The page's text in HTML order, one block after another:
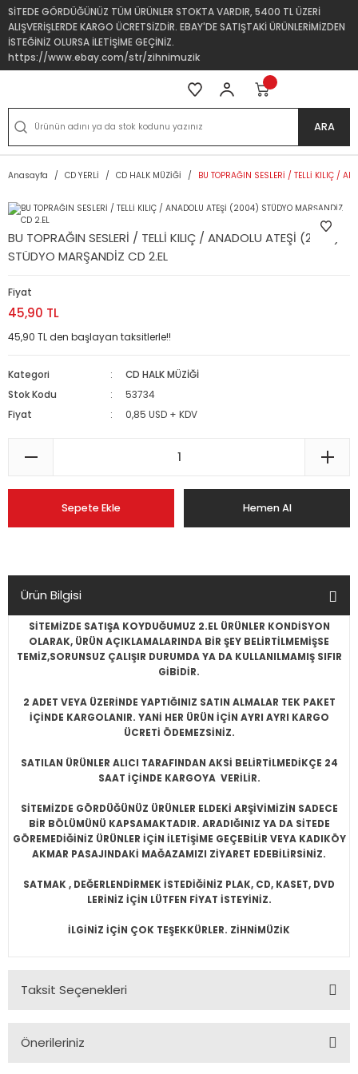
SİTEDE GÖRDÜĞÜNÜZ TÜM ÜRÜNLER STOKTA VARDIR, 5400 TL ÜZERİ
ALIŞVERİŞLERDE KARGO ÜCRETSİZDİR. EBAY'DE SATIŞTAKİ ÜRÜNLERİMİZDEN
İSTEĞİNİZ OLURSA İLETİŞİME GEÇİNİZ.
https://www.ebay.com/str/zihnimuzik
ARA
Anasayfa CD YERLİ CD HALK MÜZİĞİ BU TOPRAĞIN SESLERİ / TELLİ KILIÇ /
BU TOPRAĞIN SESLERİ / TELLİ KILIÇ / ANADOLU ATEŞİ (2004)
STÜDYO MARŞANDİZ CD 2.EL
Fiyat
45,90 TL
45,90 TL den başlayan taksitlerle!!
Kategori
CD HALK MÜZİĞİ
Stok Kodu
53734
Fiyat
0,85 USD + KDV
Sepete Ekle Hemen Al
Ürün Bilgisi
SİTEMİZDE SATIŞA KOYDUĞUMUZ 2.EL ÜRÜNLER KONDİSYON
OLARAK, ÜRÜN AÇIKLAMALARINDA BİR ŞEY BELİRTİLMEMİŞSE
TEMİZ,SORUNSUZ ÇALIŞIR DURUMDA YA DA KULLANILMAMIŞ SIFIR
GİBİDİR.
2 ADET VEYA ÜZERİNDE YAPTIĞINIZ SATIN ALMALAR TEK PAKET
İÇİNDE KARGOLANIR. YANİ HER ÜRÜN İÇİN AYRI AYRI KARGO
ÜCRETİ ÖDEMEZSİNİZ.
SATILAN ÜRÜNLER ALICI TARAFINDAN AKSİ BELİRTİLMEDİKÇE 24
SAAT İÇİNDE KARGOYA VERİLİR.
SİTEMİZDE GÖRDÜĞÜNÜZ ÜRÜNLER ELDEKİ ARŞİVİMİZİN SADECE
BİR BÖLÜMÜNÜ KAPSAMAKTADIR. ARADIĞINIZ YA DA SİTEDE
GÖREMEDİĞİNİZ ÜRÜNLER İÇİN İLETİŞİME GEÇEBİLİR VEYA KADIKÖY
AKMAR PASAJINDAKİ MAĞAZAMIZI ZİYARET EDEBİLİRSİNİZ.
SATMAK , DEĞERLENDİRMEK İSTEDİĞİNİZ PLAK, CD, KASET, DVD
LERİNİZ İÇİN LÜTFEN FİYAT İSTEYİNİZ.
İLGİNİZ İÇİN ÇOK TEŞEKKÜRLER. ZİHNİMÜZİK
Taksit Seçenekleri
Önerileriniz